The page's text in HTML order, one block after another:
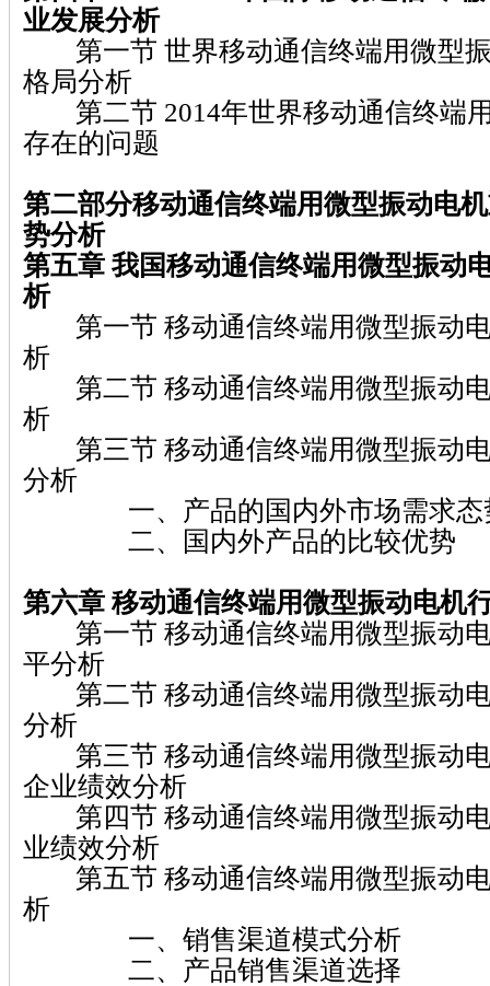
业发展分析
第一节 世界移动通信终端用微型
格局分析
第二节 2014年世界移动通信终端
存在的问题
第二部分移动通信终端用微型振动电机
势分析
第五章 我国移动通信终端用微型振动
析
第一节 移动通信终端用微型振动
析
第二节 移动通信终端用微型振动
析
第三节 移动通信终端用微型振动
分析
一、产品的国内外市场需求态
二、国内外产品的比较优势
第六章 移动通信终端用微型振动电机
第一节 移动通信终端用微型振动
平分析
第二节 移动通信终端用微型振动
分析
第三节 移动通信终端用微型振动
企业绩效分析
第四节 移动通信终端用微型振动
业绩效分析
第五节 移动通信终端用微型振动
析
一、销售渠道模式分析
二、产品销售渠道选择